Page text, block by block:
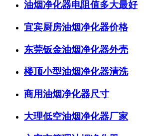
油烟净化器电阻值多大最好
宜宾厨房油烟净化器价格
东莞钣金油烟净化器外壳
楼顶小型油烟净化器清洗
商用油烟净化器尺寸
大理低空油烟净化器厂家